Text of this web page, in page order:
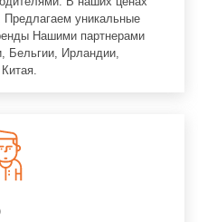
Предлагаем уникальные
Нашими партнерами
Бельгии, Ирландии,